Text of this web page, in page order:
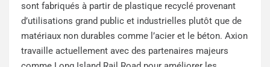
sont fabriqués à partir de plastique recyclé provenant
d’utilisations grand public et industrielles plutôt que de
matériaux non durables comme l’acier et le béton. Axion
travaille actuellement avec des partenaires majeurs